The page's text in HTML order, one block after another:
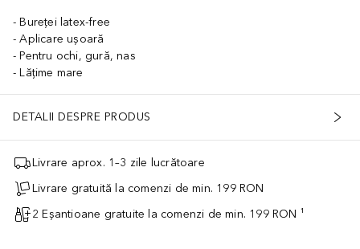
Bureței latex-free
Aplicare ușoară
Pentru ochi, gură, nas
Lățime mare
DETALII DESPRE PRODUS
Livrare aprox. 1–3 zile lucrătoare
Livrare gratuită la comenzi de min. 199 RON
2 Eșantioane gratuite la comenzi de min. 199 RON ¹